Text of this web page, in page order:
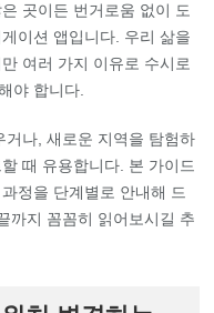
곳이든 번거로움 없이 도
이션 앱입니다. 우리 삶을
여러 가지 이유로 수시로
야 합니다.
나, 새로운 지역을 탐험하
때 유용합니다. 본 가이드
정을 단계별로 안내해 드
까지 꼼꼼히 읽어보시길 추